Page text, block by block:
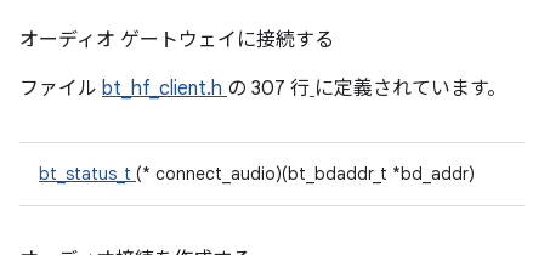
オーディオ ゲートウェイに接続する
ファイル bt_hf_client.h の 307 行 に定義されています。
bt_status_t (* connect_audio)(bt_bdaddr_t *bd_addr)